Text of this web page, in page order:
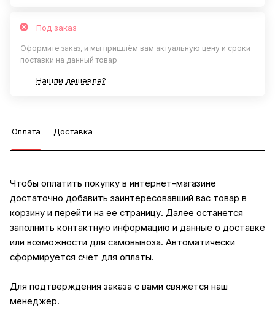
Под заказ
Оформите заказ, и мы пришлём вам актуальную цену и сроки
поставки на данный товар
Нашли дешевле?
Оплата Доставка
Чтобы оплатить покупку в интернет-магазине
достаточно добавить заинтересовавший вас товар в
корзину и перейти на ее страницу. Далее останется
заполнить контактную информацию и данные о доставке
или возможности для самовывоза. Автоматически
сформируется счет для оплаты.
Для подтверждения заказа с вами свяжется наш
менеджер.